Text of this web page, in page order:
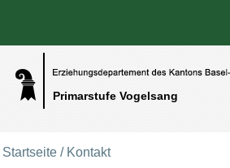
Primarstufe Vogelsang
Benutzerspezifische Werkzeuge
Direkt zum Inhalt|Direkt zur Navigation
Startseite / Kontakt